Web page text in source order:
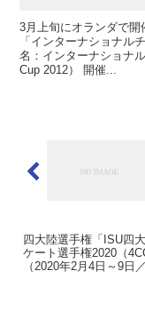
3月上旬にオランダで
「インターナショナル
名：インターナショナ
Cup 2012） 開催...
四大陸選手権「ISU四
ケート選手権2020（
（2020年2月4日～9日